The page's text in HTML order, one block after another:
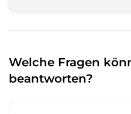
Welche Fragen
beantworten?